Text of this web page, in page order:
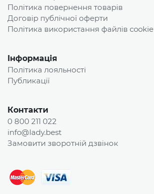
Політика повернення товарів
Договір публічної оферти
Політика використання файлів cookie
Інформація
Політика лояльності
Публикації
Контакти
0 800 211 022
info@lady.best
Замовити зворотній дзвінок